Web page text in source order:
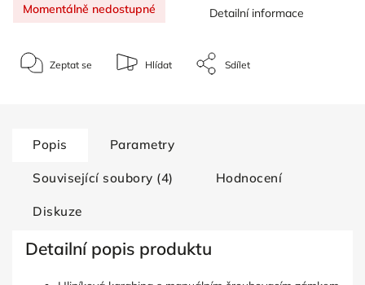
Momentálně nedostupné
Detailní informace
Zeptat se Hlídat Sdílet
Popis Parametry
Související soubory (4) Hodnocení
Diskuze
Detailní popis produktu